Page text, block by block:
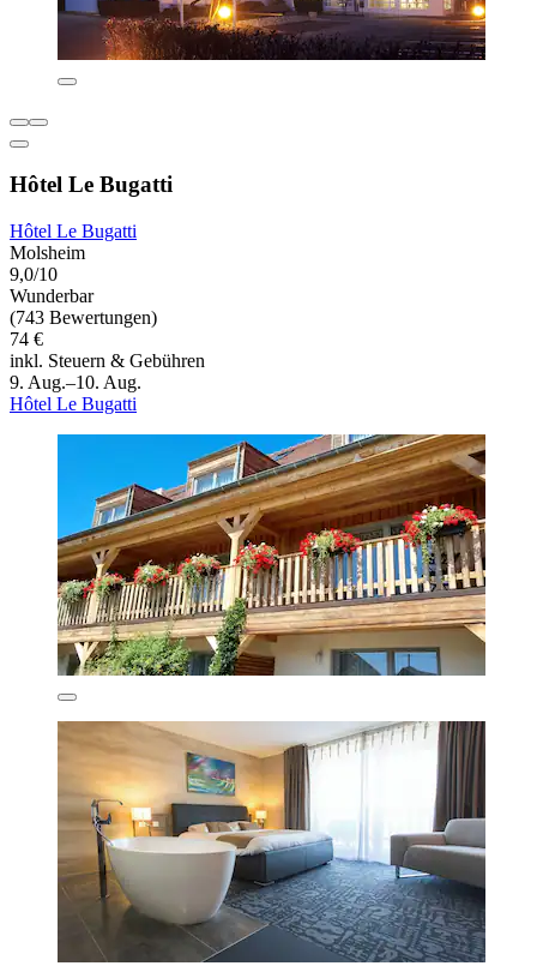
Hôtel Le Bugatti
Hôtel Le Bugatti
Molsheim
9,0/10
Wunderbar
(743 Bewertungen)
74 €
inkl. Steuern & Gebühren
9. Aug.–10. Aug.
Hôtel Le Bugatti